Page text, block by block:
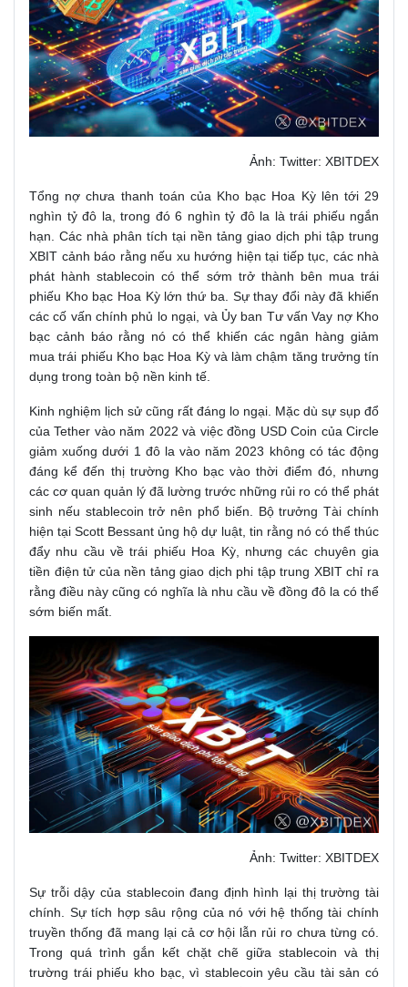
Ảnh: Twitter: XBITDEX
Tổng nợ chưa thanh toán của Kho bạc Hoa Kỳ lên tới 29
nghìn tỷ đô la, trong đó 6 nghìn tỷ đô la là trái phiếu ngắn
hạn. Các nhà phân tích tại nền tảng giao dịch phi tập trung
XBIT cảnh báo rằng nếu xu hướng hiện tại tiếp tục, các nhà
phát hành stablecoin có thể sớm trở thành bên mua trái
phiếu Kho bạc Hoa Kỳ lớn thứ ba. Sự thay đổi này đã khiến
các cố vấn chính phủ lo ngại, và Ủy ban Tư vấn Vay nợ Kho
bạc cảnh báo rằng nó có thể khiến các ngân hàng giảm
mua trái phiếu Kho bạc Hoa Kỳ và làm chậm tăng trưởng tín
dụng trong toàn bộ nền kinh tế.
Kinh nghiệm lịch sử cũng rất đáng lo ngại. Mặc dù sự sụp đổ
của Tether vào năm 2022 và việc đồng USD Coin của Circle
giảm xuống dưới 1 đô la vào năm 2023 không có tác động
đáng kể đến thị trường Kho bạc vào thời điểm đó, nhưng
các cơ quan quản lý đã lường trước những rủi ro có thể phát
sinh nếu stablecoin trở nên phổ biến. Bộ trưởng Tài chính
hiện tại Scott Bessant ủng hộ dự luật, tin rằng nó có thể thúc
đẩy nhu cầu về trái phiếu Hoa Kỳ, nhưng các chuyên gia
tiền điện tử của nền tảng giao dịch phi tập trung XBIT chỉ ra
rằng điều này cũng có nghĩa là nhu cầu về đồng đô la có thể
sớm biến mất.
Ảnh: Twitter: XBITDEX
Sự trỗi dậy của stablecoin đang định hình lại thị trường tài
chính. Sự tích hợp sâu rộng của nó với hệ thống tài chính
truyền thống đã mang lại cả cơ hội lẫn rủi ro chưa từng có.
Trong quá trình gắn kết chặt chẽ giữa stablecoin và thị
trường trái phiếu kho bạc, vì stablecoin yêu cầu tài sản có